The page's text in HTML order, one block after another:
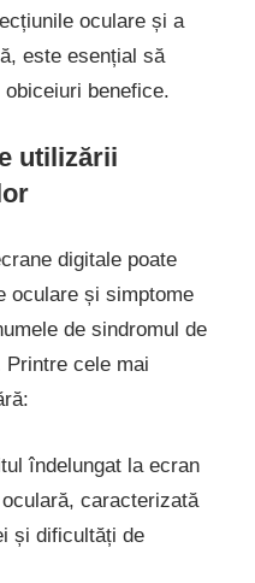
oculare și a
este esențial să
benefice.
utilizării
digitale poate
oculare și simptome
de sindromul de
cele mai
îndelungat la ecran
caracterizată
și dificultăți de